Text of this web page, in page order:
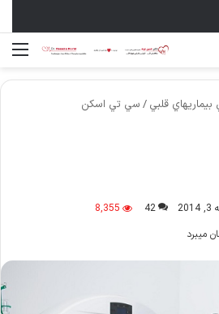
قلبي / سي تي اسكن
42
8,355